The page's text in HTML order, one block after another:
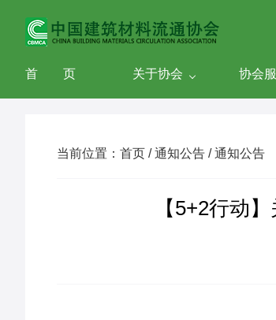
首 页 关于协会 协会
当前位置：首页 / 通知公告 / 通知公告
【5+2行动